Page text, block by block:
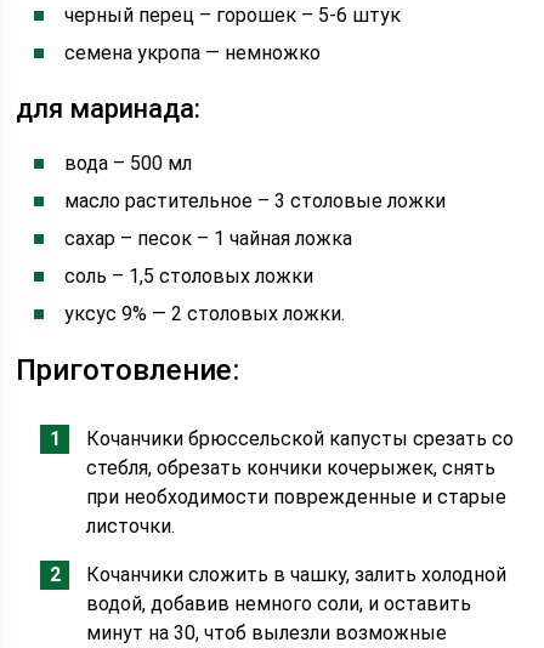
черный перец – горошек – 5-6 штук
семена укропа — немножко
для маринада:
вода – 500 мл
масло растительное – 3 столовые ложки
сахар – песок – 1 чайная ложка
соль – 1,5 столовых ложки
уксус 9% — 2 столовых ложки.
Приготовление:
Кочанчики брюссельской капусты срезать со
стебля, обрезать кончики кочерыжек, снять
при необходимости поврежденные и старые
листочки.
Кочанчики сложить в чашку, залить холодной
водой, добавив немного соли, и оставить
минут на 30, чтоб вылезли возможные